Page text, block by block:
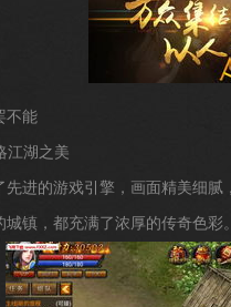
不能
江湖之美
先进的游戏引擎，画面精美细
镇，都充满了浓厚的传奇色彩。